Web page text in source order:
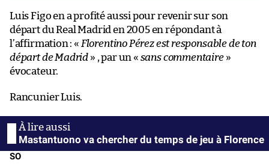
Luis Figo en a profité aussi pour revenir sur son
départ du Real Madrid en 2005 en répondant à
l’affirmation : « Florentino Pérez est responsable de ton
départ de Madrid » , par un « sans commentaire»
évocateur.
Rancunier Luis.
Mastantuono va chercher du temps de jeu à Florence
SO